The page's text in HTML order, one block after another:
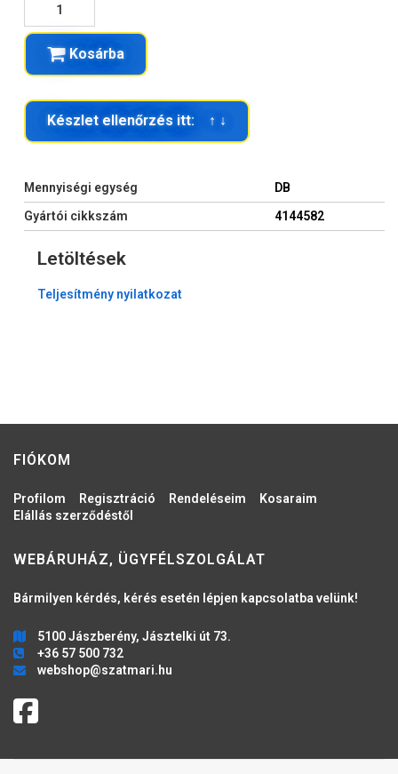
Kosárba
Készlet ellenőrzés itt: ↑ ↓
Mennyiségi egység
DB
Gyártói cikkszám
4144582
Letöltések
Teljesítmény nyilatkozat
FIÓKOM
Profilom Regisztráció Rendeléseim
Kosaraim
Elállás szerződéstől
WEBÁRUHÁZ, ÜGYFÉLSZOLGÁLAT
Bármilyen kérdés, kérés esetén lépjen kapcsolatba velünk!
5100 Jászberény, Jásztelki út 73.
+36 57 500 732
webshop@szatmari.hu